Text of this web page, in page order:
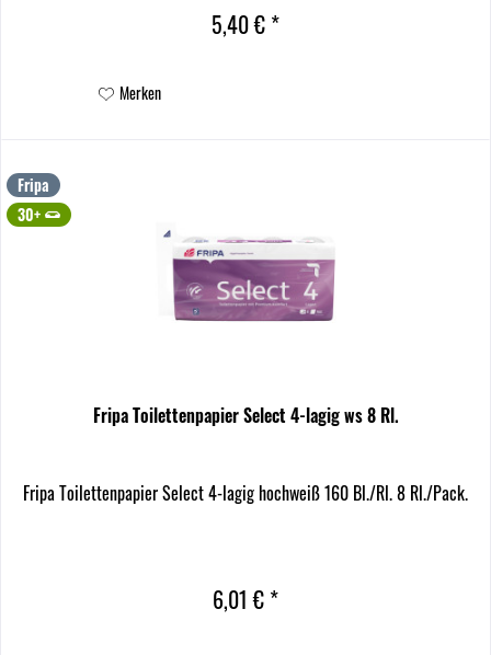
5,40 € *
Merken
Fripa
30+
Fripa Toilettenpapier Select 4-lagig ws 8 Rl.
Fripa Toilettenpapier Select 4-lagig hochweiß 160 Bl./Rl. 8 Rl./Pack.
6,01 € *